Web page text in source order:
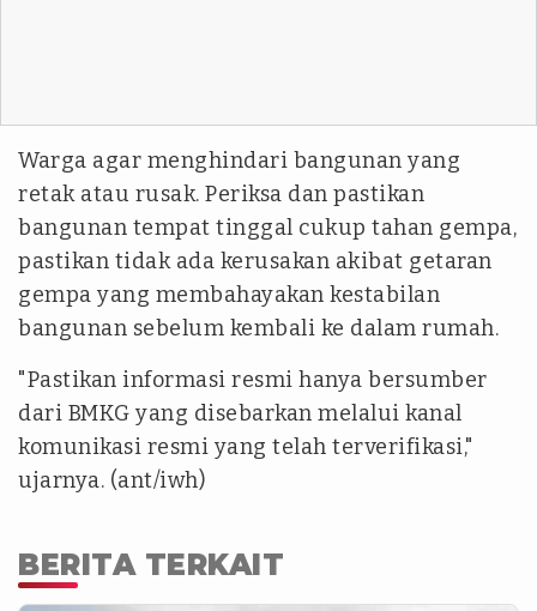
Warga agar menghindari bangunan yang
retak atau rusak. Periksa dan pastikan
bangunan tempat tinggal cukup tahan gempa,
pastikan tidak ada kerusakan akibat getaran
gempa yang membahayakan kestabilan
bangunan sebelum kembali ke dalam rumah.
"Pastikan informasi resmi hanya bersumber
dari BMKG yang disebarkan melalui kanal
komunikasi resmi yang telah terverifikasi,"
ujarnya. (ant/iwh)
BERITA TERKAIT